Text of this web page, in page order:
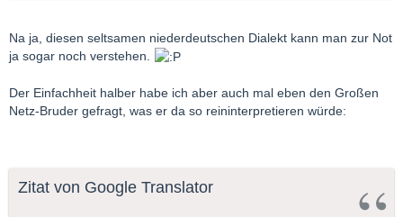
Na ja, diesen seltsamen niederdeutschen Dialekt kann man zur Not
ja sogar noch verstehen.
Der Einfachheit halber habe ich aber auch mal eben den Großen
Netz-Bruder gefragt, was er da so reininterpretieren würde:
Zitat von Google Translator